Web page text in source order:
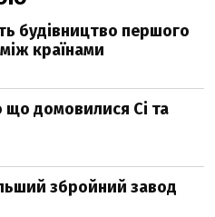
будівництво першого
країнами
домовилися Сі та
збройний завод